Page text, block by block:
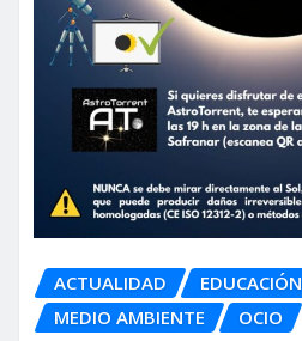
ACTUALIDAD
EDUCACIÓN
MEDIO AMBIENTE
OCIO